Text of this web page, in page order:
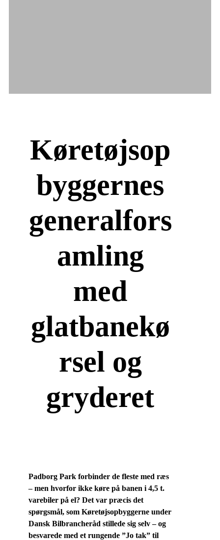
Køretøjsop
byggernes
generalfors
amling
med
glatbanekø
rsel og
gryderet
Padborg Park forbinder de fleste med ræs
– men hvorfor ikke køre på banen i 4,5 t.
varebiler på el? Det var præcis det
spørgsmål, som Køretøjsopbyggerne under
Dansk Bilbrancheråd stillede sig selv – og
besvarede med et rungende ”Jo tak” til